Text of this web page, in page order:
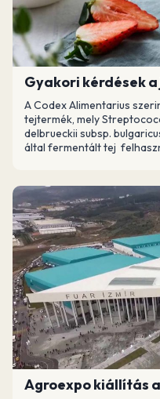
Gyakori kérdések
A Codex Alimentarius
tejtermék, mely
delbrueckii subsp.
által fermentált tej
Agroexpo kiállítás